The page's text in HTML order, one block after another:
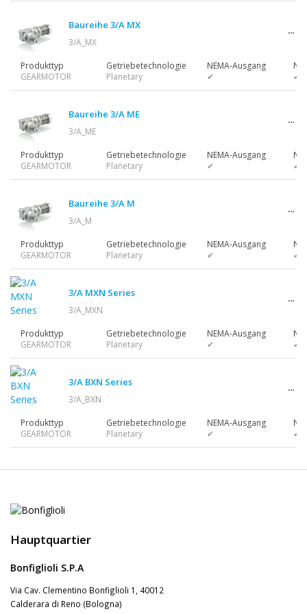
Andere Serien
Baureihe 3/A MX
3/A_MX
Produkttyp
GEARMOTOR
Getriebetechnologie
Planetary
NEMA-Ausgang
✔
✔
Baureihe 3/A ME
3/A_ME
Produkttyp
GEARMOTOR
Getriebetechnologie
Planetary
NEMA-Ausgang
✔
✔
Baureihe 3/A M
3/A_M
Produkttyp
GEARMOTOR
Getriebetechnologie
Planetary
NEMA-Ausgang
✔
✔
3/A MXN Series
3/A_MXN
Produkttyp
GEARMOTOR
Getriebetechnologie
Planetary
NEMA-Ausgang
✔
✔
3/A BXN Series
3/A_BXN
Produkttyp
GEARMOTOR
Getriebetechnologie
Planetary
NEMA-Ausgang
✔
✔
Hauptquartier
Bonfiglioli S.P.A
Via Cav. Clementino Bonfiglioli 1, 40012
Calderara di Reno (Bologna)